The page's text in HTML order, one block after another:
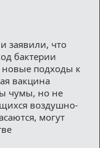
заявили, что
бактерии
новые подходы к
вакцина
чумы, но не
воздушно-
могут